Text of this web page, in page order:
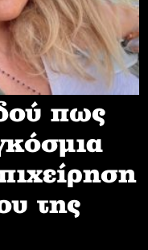
πως
της